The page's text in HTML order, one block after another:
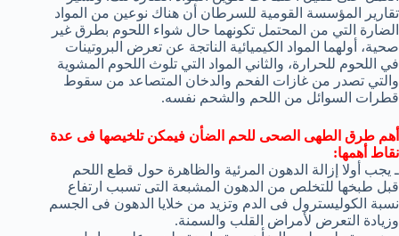
تقارير المؤسسة القومية للسرطان أن هناك نوعين من المواد
الضارة التي من المحتمل تكونهما حال شواء اللحوم بطرق غير
صحية، أولهما المواد الكيميائية الناتجة عن تعرض البروتينات
في اللحوم للحرارة، والثاني المواد التي تلوث اللحوم المشوية
والتي تصدر من غازات الفحم والدخان المتصاعد من سقوط
قطرات السوائل من اللحم والشحم نفسه.
أهم طرق الطهى الصحى للحم الضأن فيمكن تلخيصها فى عدة
نقاط أهمها:
ـ يجب أولا إزالة الدهون المرئية والظاهرة حول قطع اللحم
قبل طبخها للتخلص من الدهون المشبعة التى تسبب ارتفاع
نسبة الكوليسترول فى الدم وتزيد من خلايا الدهون فى الجسم
وزيادة التعرض لأمراض القلب والسمنة.